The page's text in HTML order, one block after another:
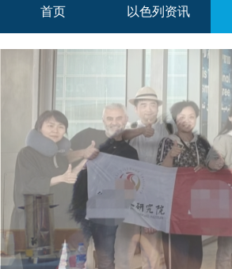
首页
首页
以色列资讯